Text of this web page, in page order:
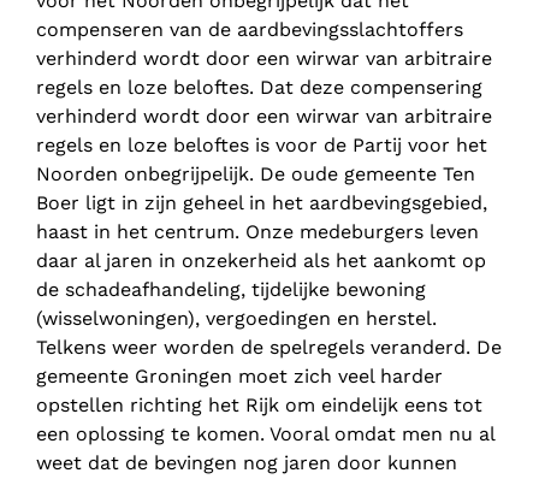
compenseren van de aardbevingsslachtoffers
verhinderd wordt door een wirwar van arbitraire
regels en loze beloftes. Dat deze compensering
verhinderd wordt door een wirwar van arbitraire
regels en loze beloftes is voor de Partij voor het
Noorden onbegrijpelijk. De oude gemeente Ten
Boer ligt in zijn geheel in het aardbevingsgebied,
haast in het centrum. Onze medeburgers leven
daar al jaren in onzekerheid als het aankomt op
de schadeafhandeling, tijdelijke bewoning
(wisselwoningen), vergoedingen en herstel.
Telkens weer worden de spelregels veranderd. De
gemeente Groningen moet zich veel harder
opstellen richting het Rijk om eindelijk eens tot
een oplossing te komen. Vooral omdat men nu al
weet dat de bevingen nog jaren door kunnen